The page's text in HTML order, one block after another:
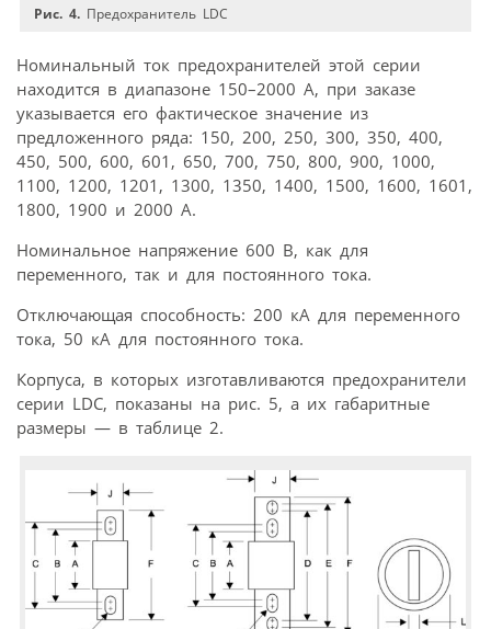
Рис. 4. Предохранитель LDC
Номинальный ток предохранителей этой серии
находится в диапазоне 150–2000 А, при заказе
указывается его фактическое значение из
предложенного ряда: 150, 200, 250, 300, 350, 400,
450, 500, 600, 601, 650, 700, 750, 800, 900, 1000,
1100, 1200, 1201, 1300, 1350, 1400, 1500, 1600, 1601,
1800, 1900 и 2000 А.
Номинальное напряжение 600 В, как для
переменного, так и для постоянного тока.
Отключающая способность: 200 кА для переменного
тока, 50 кА для постоянного тока.
Корпуса, в которых изготавливаются предохранители
серии LDC, показаны на рис. 5, а их габаритные
размеры — в таблице 2.